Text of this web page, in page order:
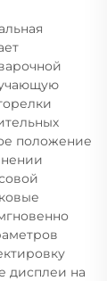
положение
дисплеи на